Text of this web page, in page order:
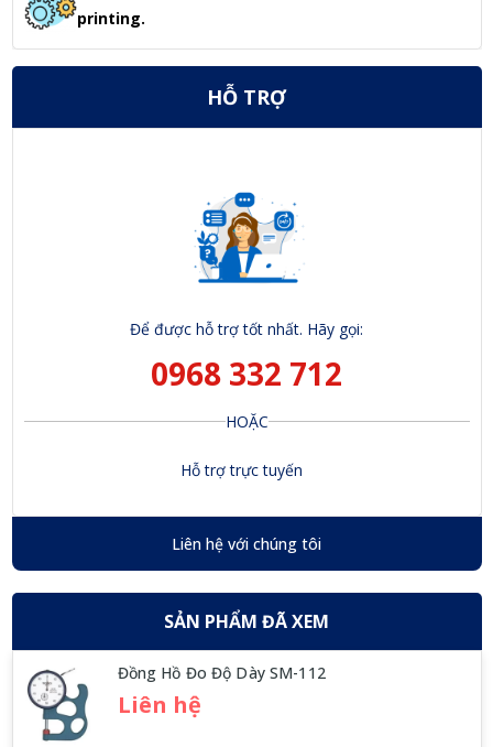
printing.
HỖ TRỢ
Để được hỗ trợ tốt nhất. Hãy gọi:
0968 332 712
HOẶC
Hỗ trợ trực tuyến
Liên hệ với chúng tôi
SẢN PHẨM ĐÃ XEM
Đồng Hồ Đo Độ Dày SM-112
Liên hệ